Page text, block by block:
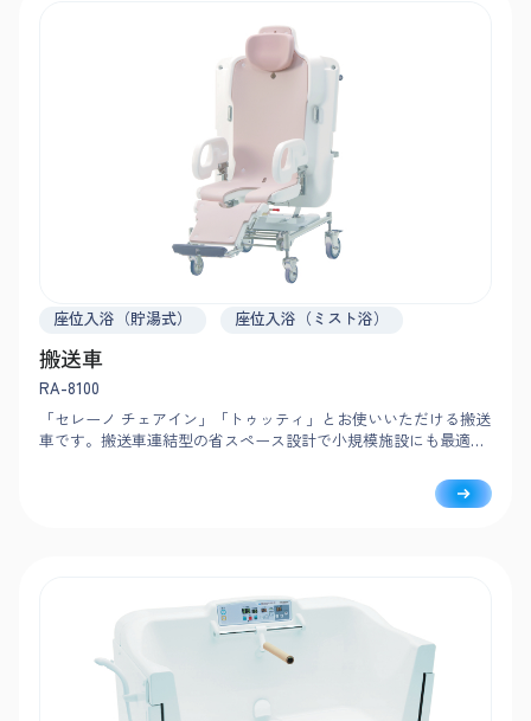
座位入浴（貯湯式） 座位入浴（ミスト浴）
搬送車
RA-8100
「セレーノ チェアイン」「トゥッティ」とお使いいただける搬送
車です。搬送車連結型の省スペース設計で小規模施設にも最適。